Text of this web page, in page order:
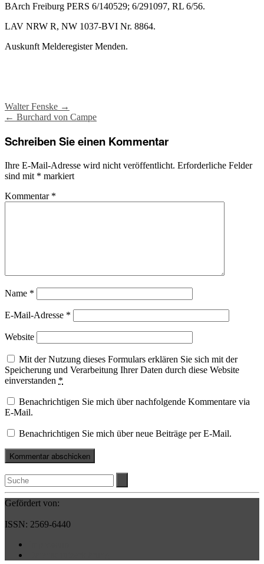
BArch Freiburg PERS 6/140529; 6/291097, RL 6/56.
LAV NRW R, NW 1037-BVI Nr. 8864.
Auskunft Melderegister Menden.
Post
Walter Fenske →
← Burchard von Campe
Schreiben Sie einen Kommentar
Ihre E-Mail-Adresse wird nicht veröffentlicht. Erforderliche Felder
sind mit * markiert
Kommentar *
Name *
E-Mail-Adresse *
Website
Mit der Nutzung dieses Formulars erklären Sie sich mit der
Speicherung und Verarbeitung Ihrer Daten durch diese Website
einverstanden *
Benachrichtigen Sie mich über nachfolgende Kommentare via
E-Mail.
Benachrichtigen Sie mich über neue Beiträge per E-Mail.
Gefördert von:
ISSN: 2569-6440